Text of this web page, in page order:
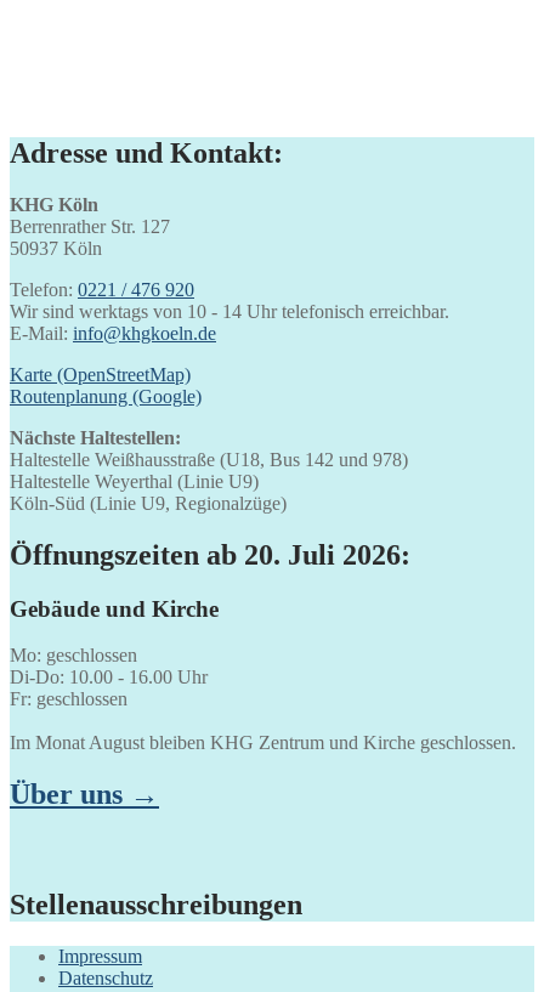
Adresse und Kontakt:
KHG Köln
Berrenrather Str. 127
50937 Köln
Telefon: 0221 / 476 920
Wir sind werktags von 10 - 14 Uhr telefonisch erreichbar.
E-Mail: info@khgkoeln.de
Karte (OpenStreetMap)
Routenplanung (Google)
Nächste Haltestellen:
Haltestelle Weißhausstraße (U18, Bus 142 und 978)
Haltestelle Weyerthal (Linie U9)
Köln-Süd (Linie U9, Regionalzüge)
Öffnungszeiten ab 20. Juli 2026:
Gebäude und Kirche
Mo: geschlossen
Di-Do: 10.00 - 16.00 Uhr
Fr: geschlossen
Im Monat August bleiben KHG Zentrum und Kirche geschlossen.
Über uns →
Stellenausschreibungen
Impressum
Datenschutz